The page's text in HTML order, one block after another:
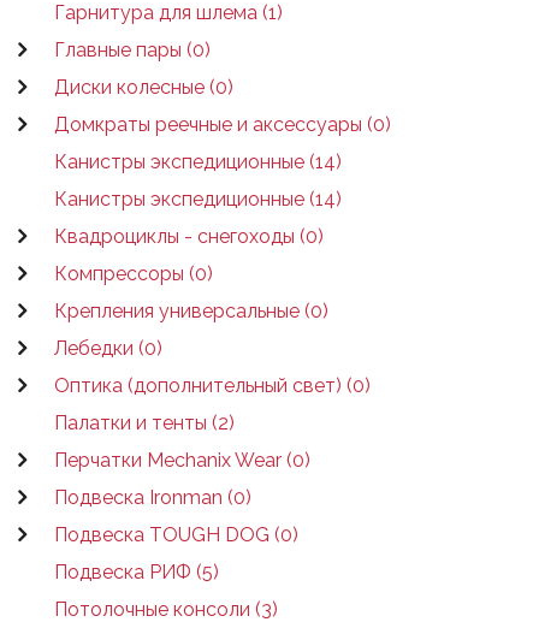
Гарнитура для шлема (1)
Главные пары (0)
Диски колесные (0)
Домкраты реечные и аксессуары (0)
Канистры экспедиционные (14)
Канистры экспедиционные (14)
Квадроциклы - снегоходы (0)
Компрессоры (0)
Крепления универсальные (0)
Лебедки (0)
Оптика (дополнительный свет) (0)
Палатки и тенты (2)
Перчатки Mechanix Wear (0)
Подвеска Ironman (0)
Подвеска TOUGH DOG (0)
Подвеска РИФ (5)
Потолочные консоли (3)